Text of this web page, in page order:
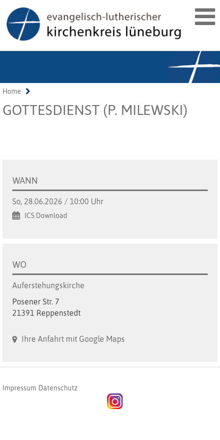
Home
GOTTESDIENST (P. MILEWSKI)
WANN
So, 28.06.2026 / 10:00 Uhr
ICS Download
WO
Auferstehungskirche
Posener Str. 7
21391 Reppenstedt
Ihre Anfahrt mit Google Maps
Impressum Datenschutz